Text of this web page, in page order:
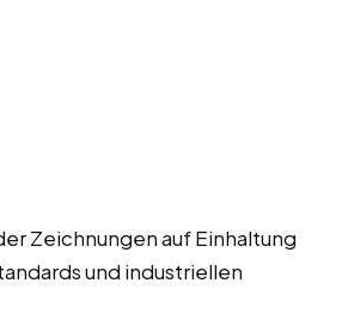
Zeichnungen auf Einhaltung
und industriellen